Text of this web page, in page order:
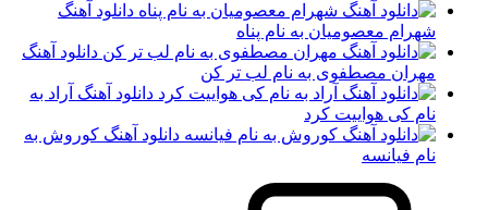
دانلود آهنگ
شهرام معصومیان به نام پناه
دانلود آهنگ
مهران مصطفوی به نام لب تر کن
دانلود آهنگ آراد به
نام کی هواییت کرد
دانلود آهنگ کوروش به
نام فیانسه